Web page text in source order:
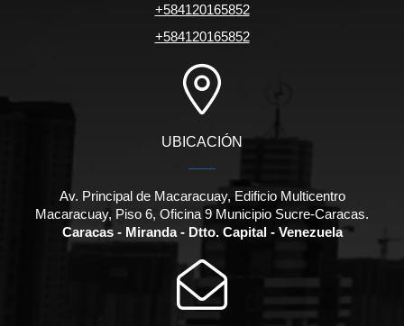
+584120165852
+584120165852
UBICACIÓN
Av. Principal de Macaracuay, Edificio Multicentro
Macaracuay, Piso 6, Oficina 9 Municipio Sucre-Caracas.
Caracas - Miranda - Dtto. Capital - Venezuela